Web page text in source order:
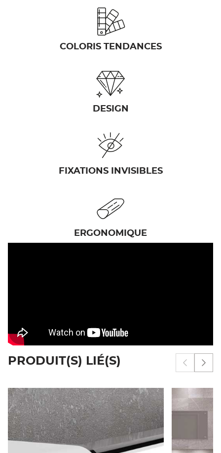
COLORIS TENDANCES
DESIGN
FIXATIONS INVISIBLES
ERGONOMIQUE
PRODUIT(S) LIÉ(S)
Afficher